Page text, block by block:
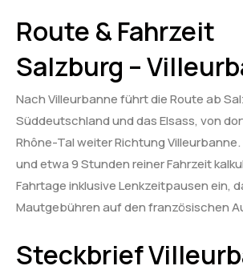
Route & Fahrzeit
Salzburg –
Nach Villeurbanne führt die Route ab
Süddeutschland und das Elsass, von
Rhône-Tal weiter Richtung Villeurbanne.
und etwa 9 Stunden reiner Fahrzeit
Fahrtage inklusive Lenkzeitpausen ein,
Mautgebühren auf den französischen
Steckbrief